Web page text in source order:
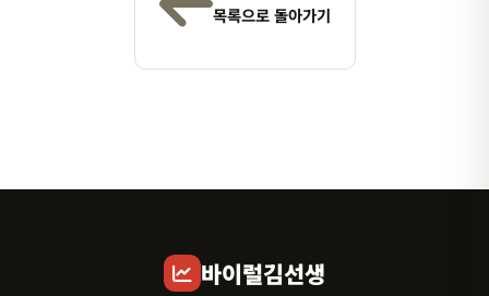
목록으로 돌아가기
바이럴김선생